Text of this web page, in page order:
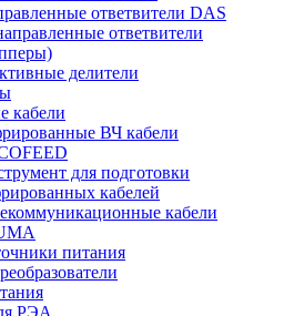
ответвители DAS
ответвители
делители
кабели
ВЧ кабели
для подготовки
кабелей
кабели
питания
РЭА